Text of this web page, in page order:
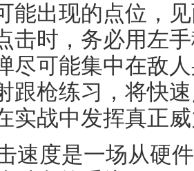
能出现的点位，
击时，务必用左
尽可能集中在敌
跟枪练习，将快
实战中发挥真正
速度是一场从硬